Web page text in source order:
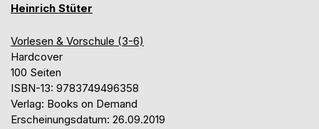
Heinrich Stüter
Vorlesen & Vorschule (3-6)
Hardcover
100 Seiten
ISBN-13: 9783749496358
Verlag: Books on Demand
Erscheinungsdatum: 26.09.2019